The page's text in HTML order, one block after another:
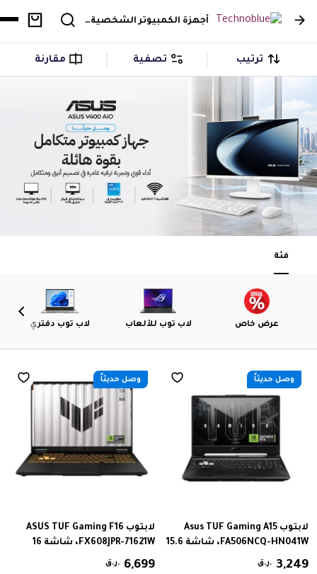
أجهزة الكمبيوتر الشخصية وملحقاتها
ترتيب تصفية مقارنة
فئة
عرض خاص لاب توب للألعاب
لاب توب دفتري
وصل حديثاً
لابتوب Asus TUF Gaming A15
FA506NCQ-HN041W، شاشة 15.6
ر.ق. 3,249
وصل حديثاً
لابتوب ASUS TUF Gaming F16
FX608JPR-71621W، شاشة 16
ر.ق. 6,699